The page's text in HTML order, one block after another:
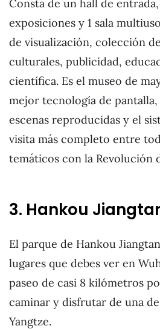
Consta de un hall de entrada,
exposiciones y 1 sala
de visualización, colección
culturales, publicidad,
científica. Es el museo de
mejor tecnología de
escenas reproducidas y el
visita más completo entre
temáticos con la Revolución
3. Hankou
El parque de Hankou
lugares que debes ver en
paseo de casi 8 kilómetros
caminar y disfrutar de una
Yangtze.